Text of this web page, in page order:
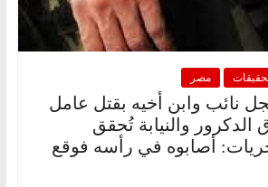
مصر
نائب وابن أخيه بقتل عامل
الدكرور والنيابة تُحقق
أصابوه في رأسه فوقع